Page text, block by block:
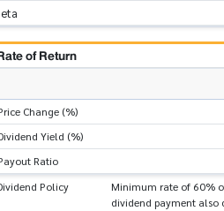
of Return
Change (%)
Yield (%)
Ratio
Policy
Minimum rate of 60%
dividend payment also